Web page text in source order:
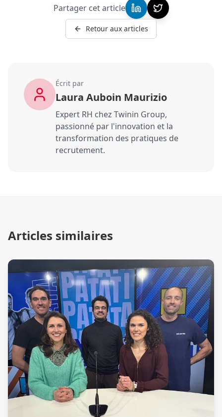
Partager cet article
Retour aux articles
Écrit par
Laura Auboin Maurizio
Expert RH chez Twinin Group,
passionné par l'innovation et la
transformation des pratiques de
recrutement.
Articles similaires